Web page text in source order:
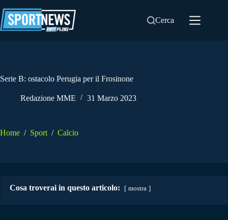
al
contenuto
Cerca
Serie B: ostacolo Perugia per il Frosinone
Redazione MME 31 Marzo 2023
Home / Sport / Calcio
Cosa troverai in questo articolo: mostra